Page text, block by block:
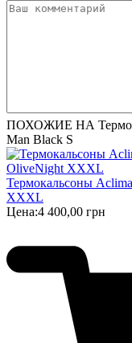
ПОХОЖИЕ НА
Man Black S
Термокальсоны
XXXL
Цена:4 400,00 грн